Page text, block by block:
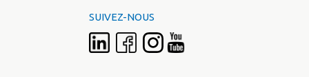
SUIVEZ-NOUS